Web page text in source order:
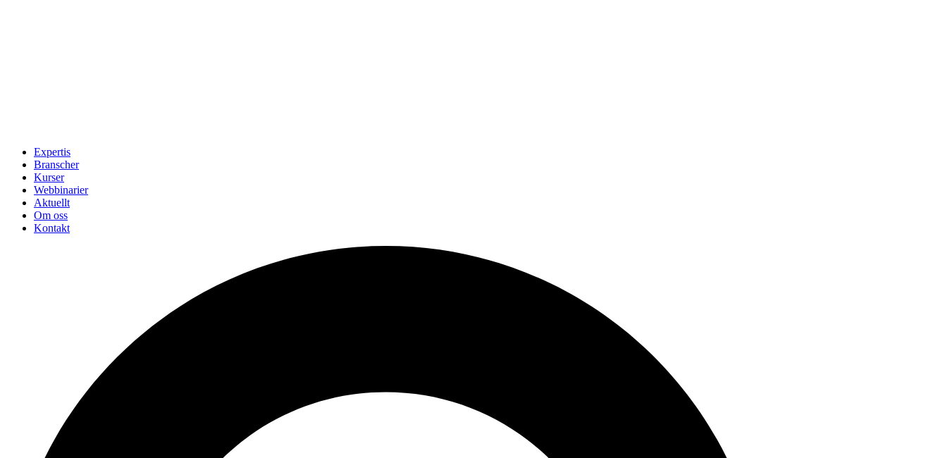
Expertis
Branscher
Kurser
Webbinarier
Aktuellt
Om oss
Kontakt